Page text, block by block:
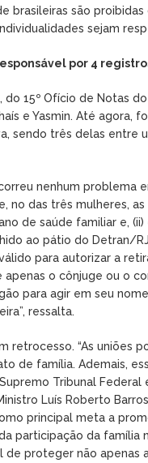
brasileiras são
sejam
por 4
15º Ofício de Notas
e Yasmin. Até agora,
sendo três delas entre
nenhum problema
no das três mulheres,
de saúde familiar e,
ao pátio do Detran/
para autorizar a
o cônjuge ou o
para agir em seu
ressalta.
retrocesso. “As uniões
de família. Ademais,
Tribunal Federal
Luís Roberto
principal meta a
participação da
proteger não apenas